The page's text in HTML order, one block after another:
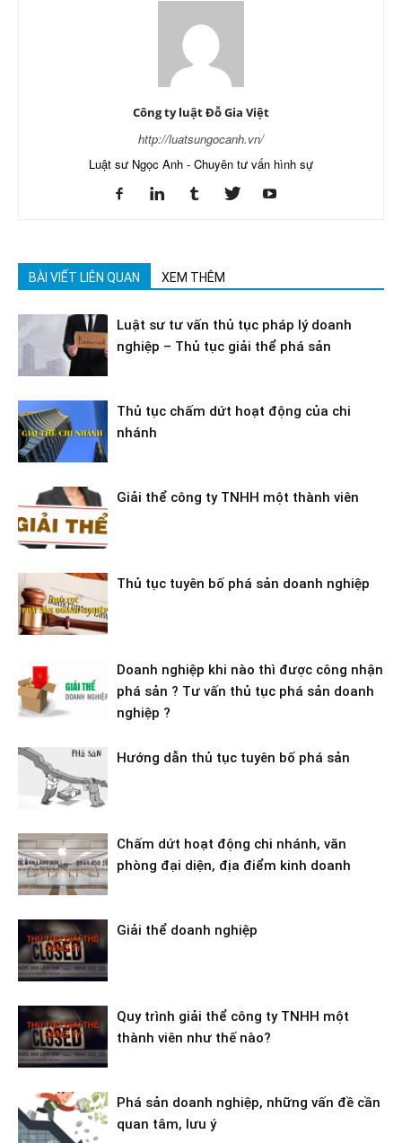
Công ty luật Đỗ Gia Việt
http://luatsungocanh.vn/
Luật sư Ngọc Anh - Chuyên tư vấn hình sự
BÀI VIẾT LIÊN QUAN XEM THÊM
Luật sư tư vấn thủ tục pháp lý doanh
nghiệp – Thủ tục giải thể phá sản
Thủ tục chấm dứt hoạt động của chi
nhánh
Giải thể công ty TNHH một thành viên
Thủ tục tuyên bố phá sản doanh nghiệp
Doanh nghiệp khi nào thì được công nhận
phá sản ? Tư vấn thủ tục phá sản doanh
nghiệp ?
Hướng dẫn thủ tục tuyên bố phá sản
Chấm dứt hoạt động chi nhánh, văn
phòng đại diện, địa điểm kinh doanh
Giải thể doanh nghiệp
Quy trình giải thể công ty TNHH một
thành viên như thế nào?
Phá sản doanh nghiệp, những vấn đề cần
quan tâm, lưu ý